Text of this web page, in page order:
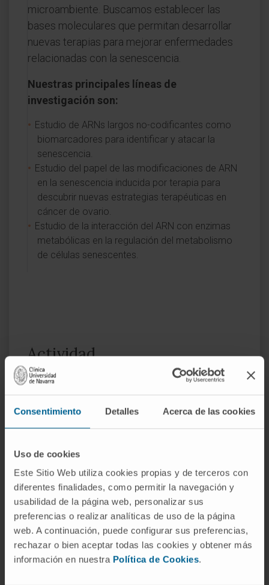
Consentimiento Detalles Acerca de las cookies
Uso de cookies
Este Sitio Web utiliza cookies propias y de terceros con
diferentes finalidades, como permitir la navegación y
usabilidad de la página web, personalizar sus
preferencias o realizar analíticas de uso de la página
web. A continuación, puede configurar sus preferencias,
rechazar o bien aceptar todas las cookies y obtener más
información en nuestra Política de Cookies.
microambiente. Buscamos establecer las
bases moleculares que permitan desarrollar
nuevas terapias para mejorar enfermedades
relacionadas con la senescencia.
Nuestras principales líneas de
investigación son:
Estudio de ARNs largos no-codificantes como
biomarcadores para identificar y atacar la
senescencia.
Estudio del papel de las modificaciones de ARN
en la senescencia inducida por terapia para
descubrir nuevas estrategias terapéuticas en
cáncer de ovario.
Estudio de la interacción del ARN con enzimas
metabólicas en la regulación del metabolismo
de células senescentes.
Actividad
En docencia
Ha co-dirigido tesis doctorales en la
Universidad de Copenhague (1, finalizada) y
en la Universidad de Navarra (2, en curso)
de Biología Molecular para alumnos de
Medicina en la Universidad de Copenhague.
Ha participado como profesora del curso
para estudiantes de doctorado.
Ha escrito artículos divulgativos sobre
ciencia.